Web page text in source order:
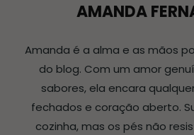
AMANDA
Amanda é a alma e as mãos
do blog. Com um amor
sabores, ela encara
fechados e coração aberto.
cozinha, mas os pés não